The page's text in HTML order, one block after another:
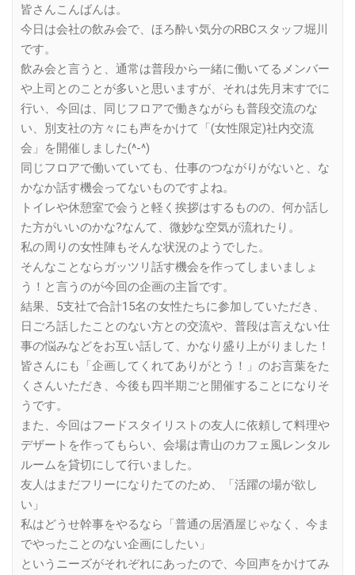
皆さんこんばんは。
今日は会社の飲み会で、ほろ酔い気分のRBCスタッフ堀川
です。
飲み会と言うと、通常は普段から一緒に働いてるメンバー
や上司とのことが多いと思いますが、それは先月末すでに
行い、今回は、同じフロアで働きながらも普段交流のな
い、別支社の方々にも声をかけて「(女性限定)社内交流
会」を開催しました(^-^)
同じフロアで働いていても、仕事のつながりがないと、な
かなか話す機会ってないものですよね。
トイレや休憩室で会うと軽く挨拶はするものの、何か話し
た方がいいのかな?なんて、微妙な空気が流れたり。
私の周りの女性陣もそんな状況のようでした。
そんなことならガッツリ話す機会を作ってしまいましょ
う！と言うのが今回の企画の主旨です。
結果、5支社で合計15名の女性たちに参加していただき、
日ごろ話したことのない方との交流や、普段は言えない仕
事の悩みなどをお互い話して、かなり盛り上がりました！
皆さんにも「企画してくれてありがとう！」のお言葉をた
くさんいただき、今後も四半期ごと開催することになりそ
うです。
また、今回はフードスタイリストの友人に依頼して料理や
デザートを作ってもらい、会場は青山のカフェ風レンタル
ルームを貸切にして行いました。
友人はまだフリーになりたてのため、「活躍の場が欲し
い」
私はどうせ幹事をやるなら「普通の居酒屋じゃなく、今ま
でやったことのない企画にしたい」
というニーズがそれぞれにあったので、今回声をかけてみ